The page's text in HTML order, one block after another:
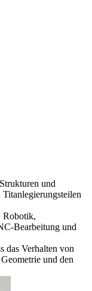
und
Robotik,
Bearbeitung und
das Verhalten von
und den